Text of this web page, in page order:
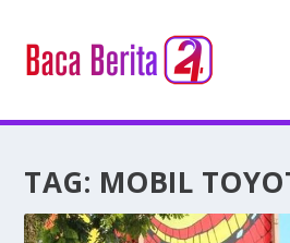
TAG: MOBIL